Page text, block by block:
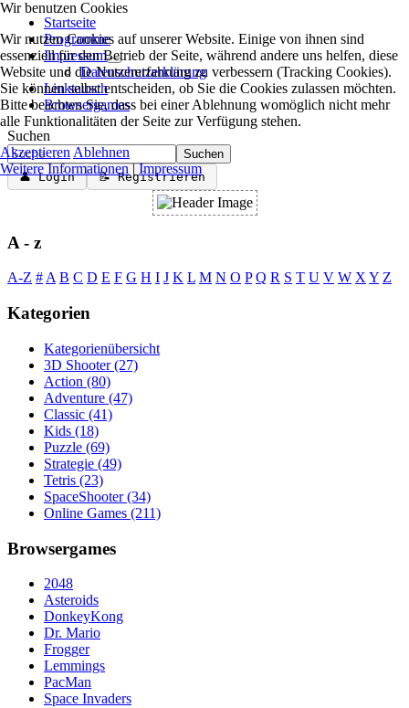
Startseite
Programme
Impressum
Datenschutzerklärung
Linktausch
Browsergames
Suchen
Suchen
👤 Login
📝 Registrieren
A - z
A-Z #A B C D E F G H I J K L M N O P Q R S T U V W XY Z
Kategorien
Kategorienübersicht
3D Shooter(27)
Action (80)
Adventure (47)
Classic (41)
Kids (18)
Puzzle (69)
Strategie (49)
Tetris (23)
SpaceShooter(34)
Online Games (211)
Browsergames
2048
Asteroids
DonkeyKong
Dr. Mario
Frogger
Lemmings
PacMan
Space Invaders
Wir benutzen Cookies
Wir nutzen Cookies auf unserer Website. Einige von ihnen sind
essenziell für den Betrieb der Seite, während andere uns helfen, diese
Website und die Nutzererfahrung zu verbessern (Tracking Cookies).
Sie können selbst entscheiden, ob Sie die Cookies zulassen möchten.
Bitte beachten Sie, dass bei einer Ablehnung womöglich nicht mehr
alle Funktionalitäten der Seite zur Verfügung stehen.
Akzeptieren Ablehnen
Weitere Informationen|Impressum